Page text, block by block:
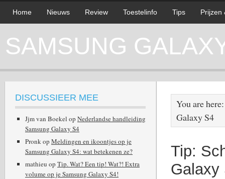
Home Nieuws Review Toestelinfo Tips Prijzen
SAMSUNG
You are
Galaxy S4
Tip:
Galaxy
DISCUSSIEER MEE
Jjm van Boekel op Nederlandse handleiding
Samsung Galaxy S4
Pronkop Meldingen en ikoontjes op je
Samsung Galaxy S4: wat betekenen ze?
mathieu op Tip. Wat? Een tip! Wat?! Extra
volume op je Samsung Galaxy S4!